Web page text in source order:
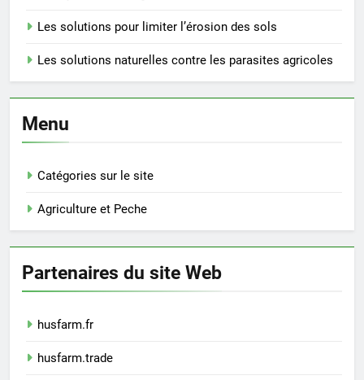
Les solutions pour limiter l’érosion des sols
Les solutions naturelles contre les parasites agricoles
Menu
Catégories sur le site
Agriculture et Peche
Partenaires du site Web
husfarm.fr
husfarm.trade